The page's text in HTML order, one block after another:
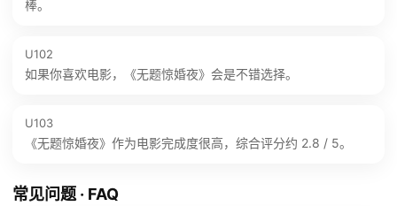
棒。
U102
如果你喜欢电影，《无题惊婚夜》会是不错选择。
U103
《无题惊婚夜》作为电影完成度很高，综合评分约 2.8 / 5。
常见问题 · FAQ